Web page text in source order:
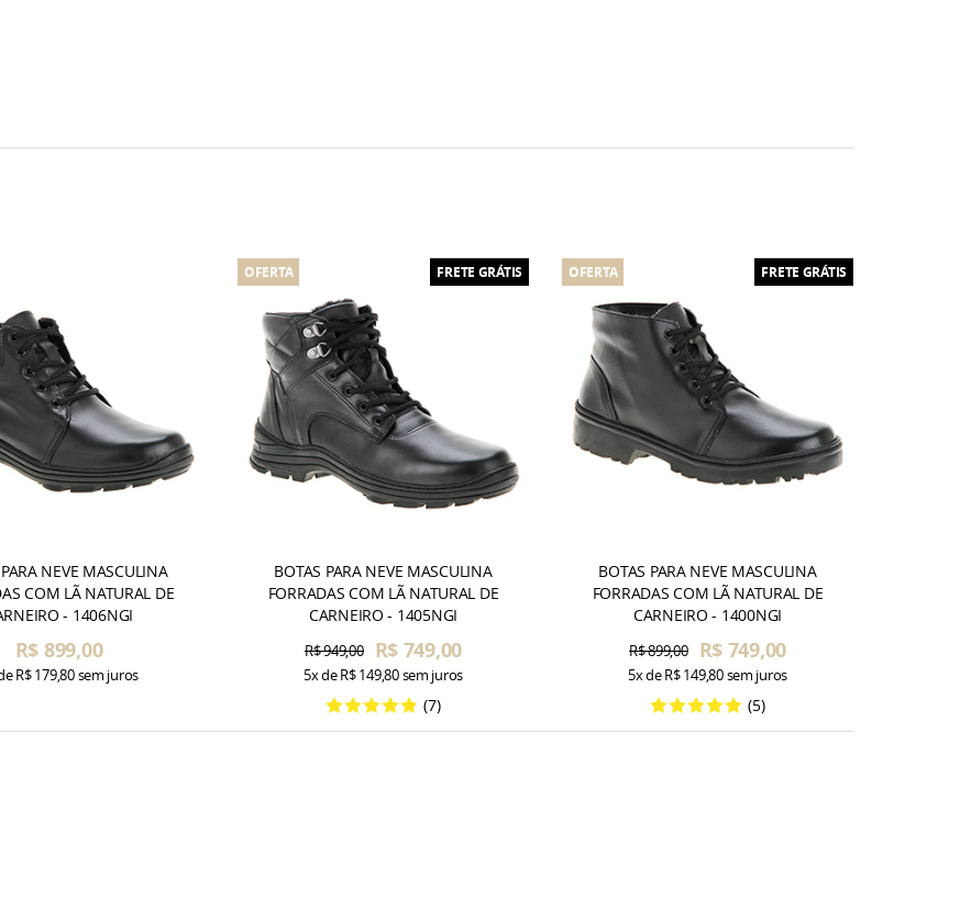
NEVE MASCULINA
COM LÃ NATURAL DE
- 1406NGI
R$ 899,00
R$ 179,80sem juros
OFERTA FRETE GRÁTIS
BOTAS PARA NEVE MASCULINA
FORRADAS COM LÃ NATURAL DE
CARNEIRO - 1405NGI
(7)
R$ 949,00 R$ 749,00
5xdeR$ 149,80sem juros
OFERTA FRETE GRÁTIS
BOTAS PARA NEVE MASCULINA
FORRADAS COM LÃ NATURAL DE
CARNEIRO - 1400NGI
(5)
R$ 899,00 R$ 749,00
5xdeR$ 149,80sem juros